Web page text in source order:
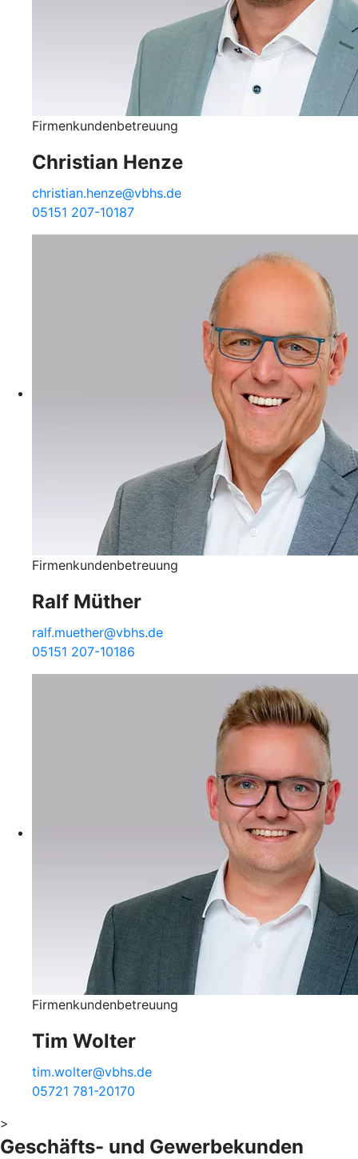
Firmenkundenbetreuung
Christian Henze
christian.henze@vbhs.de
05151 207-10187
Firmenkundenbetreuung
Ralf Müther
ralf.muether@vbhs.de
05151 207-10186
Firmenkundenbetreuung
Tim Wolter
tim.wolter@vbhs.de
05721 781-20170
>
Geschäfts- und Gewerbekunden